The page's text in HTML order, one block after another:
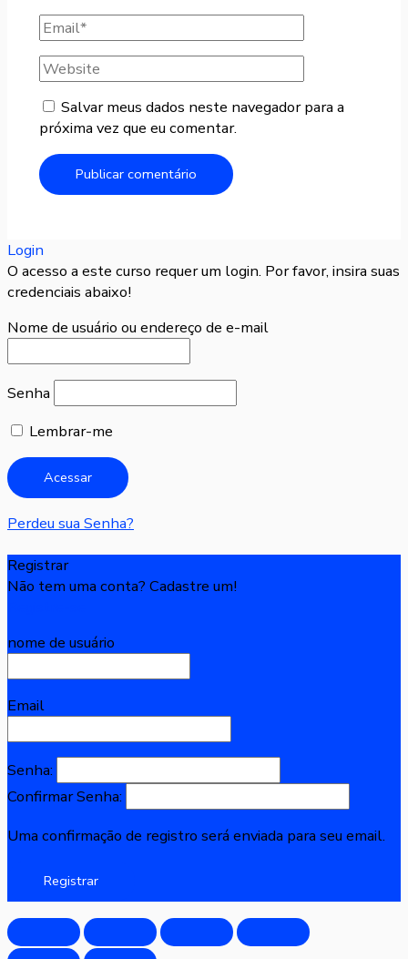
Salvar meus dados neste navegador para a
próxima vez que eu comentar.
Login
O acesso a este curso requer um login. Por favor, insira suas
credenciais abaixo!
Nome de usuário ou endereço de e-mail
Senha
Lembrar-me
Perdeu sua Senha?
Registrar
Não tem uma conta? Cadastre um!
nome de usuário
Email
Senha:
Confirmar Senha:
Uma confirmação de registro será enviada para seu email.